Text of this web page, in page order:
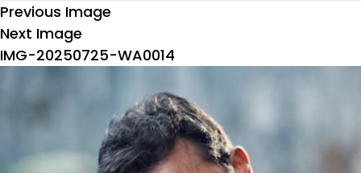
Previous Image
Next Image
IMG-20250725-WA0014